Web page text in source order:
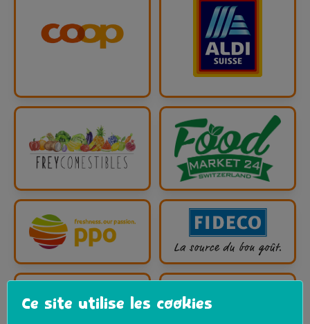
Ce site utilise les cookies